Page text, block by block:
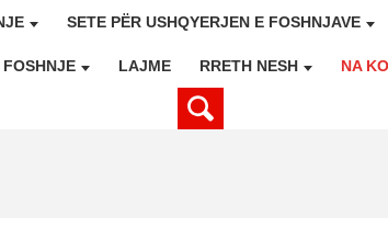
SETE PËR USHQYERJEN E FOSHNJAVE
LAJME RRETH NESH NA